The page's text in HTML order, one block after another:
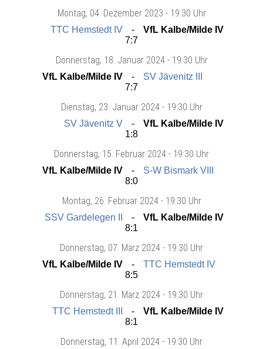
Montag, 04. Dezember 2023 - 19:30 Uhr
TTC Hemstedt IV
VfL Kalbe/Milde IV
7:7
Donnerstag, 18. Januar 2024 - 19:30 Uhr
VfL Kalbe/Milde IV
SV Jävenitz III
7:7
Dienstag, 23. Januar 2024 - 19:30 Uhr
SV Jävenitz V
VfL Kalbe/Milde IV
1:8
Donnerstag, 15. Februar 2024 - 19:30 Uhr
VfL Kalbe/Milde IV
S-W Bismark VIII
8:0
Montag, 26. Februar 2024 - 19:30 Uhr
SSV Gardelegen II
VfL Kalbe/Milde IV
8:1
Donnerstag, 07. März 2024 - 19:30 Uhr
VfL Kalbe/Milde IV
TTC Hemstedt IV
8:5
Donnerstag, 21. März 2024 - 19:30 Uhr
TTC Hemstedt III
VfL Kalbe/Milde IV
8:1
Donnerstag, 11. April 2024 - 19:30 Uhr